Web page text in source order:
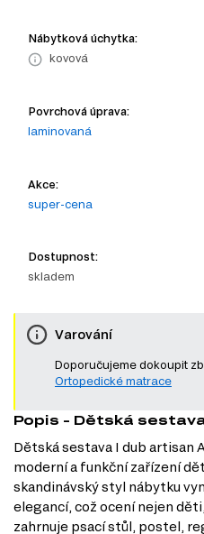
Nábytková úchytka:
kovová
Povrchová úprava:
laminovaná
Akce:
super-cena
Dostupnost:
skladem
Varování
Doporučujeme dokoupit
Ortopedické matrace
Popis - Dětská
Dětská sestava I dub artisan
moderní a funkční zařízení
skandinávský styl nábytku
elegancí, což ocení nejen
zahrnuje psací stůl, postel,